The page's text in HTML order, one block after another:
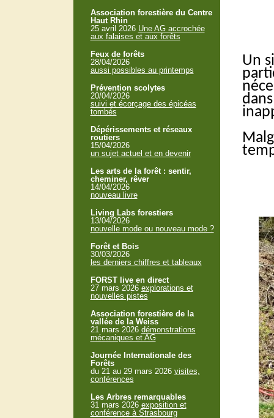
Un
Association forestière du Centre
Haut Rhin
25 avril 2026 Une AG accrochée
aux falaises et aux forêts
Feux de forêts
28/04/2026
aussi possibles au printemps
Prévention scolytes
20/04/2026
suivi et écorçage des épicéas
tombés
Dépérissements et réseaux
routiers
15/04/2026
un sujet actuel et en devenir
Les arts de la forêt : sentir,
cheminer, rêver
14/04/2026
nouveau livre
Living Labs forestiers
13/04/2026
nouvelle mode ou nouveau mode ?
Forêt et Bois
30/03/2026
les derniers chiffres et tableaux
FORST live en direct
27 mars 2026 explorations et
nouvelles pistes
Association forestière de la
vallée de la Weiss
21 mars 2026 démonstrations
mécaniques et AG
Journée Internationale des
Forêts
du 21 au 29 mars 2026 visites,
conférences
Les Arbres remarquables
31 mars 2026 exposition et
conférence à Strasbourg